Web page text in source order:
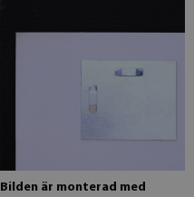
Bilden är monterad med